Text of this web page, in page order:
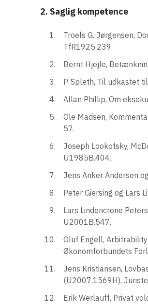
2. Saglig kompetence
Troels G. Jørgensen,
TfR1925.239.
Bernt Hjejle,
P. Spleth, Til udkastet
Allan Phillip, Om
Ole Madsen,
57.
Joseph Lookofsky,
U1985B.404.
Jens Anker Andersen
Peter Giersing og Lars
Lars Lindencrone
U2001B.547.
Oluf Engell,
Økonomforbundets
Jens Kristiansen,
(U2007.1569H),
Erik Werlauff, Privat